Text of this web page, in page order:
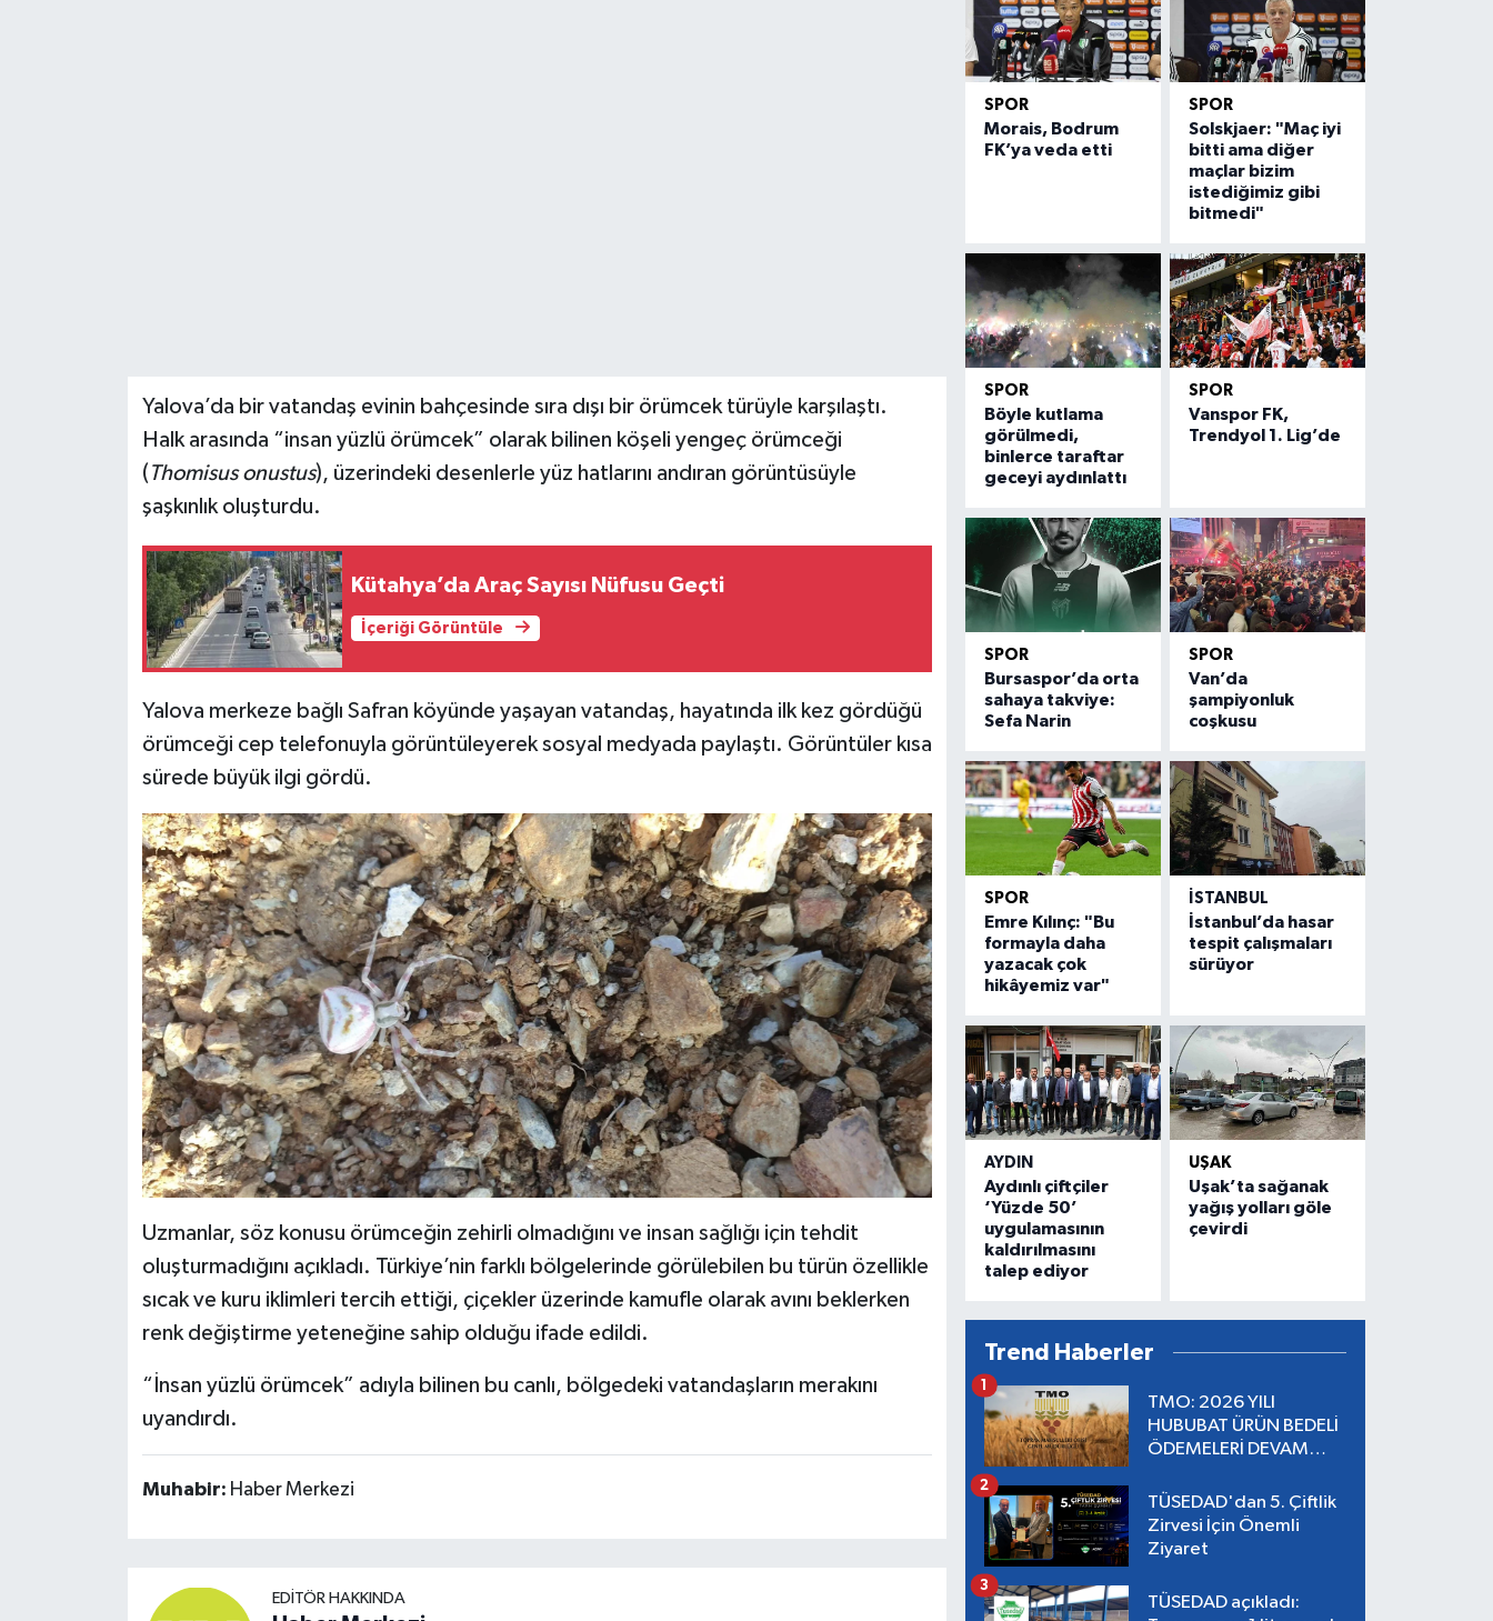
Yalova’da bir vatandaş evinin bahçesinde sıra dışı bir örümcek türüyle karşılaştı.
Halk arasında “insan yüzlü örümcek” olarak bilinen köşeli yengeç örümceği
( Thomisus onustus), üzerindeki desenlerle yüz hatlarını andıran görüntüsüyle
şaşkınlık oluşturdu.
Kütahya’da Araç Sayısı Nüfusu Geçti
İçeriği Görüntüle
Yalova merkeze bağlı Safran köyünde yaşayan vatandaş, hayatında ilk kez gördüğü
örümceği cep telefonuyla görüntüleyerek sosyal medyada paylaştı. Görüntüler kısa
sürede büyük ilgi gördü.
Uzmanlar, söz konusu örümceğin zehirli olmadığını ve insan sağlığı için tehdit
oluşturmadığını açıkladı. Türkiye’nin farklı bölgelerinde görülebilen bu türün özellikle
sıcak ve kuru iklimleri tercih ettiği, çiçekler üzerinde kamufle olarak avını beklerken
renk değiştirme yeteneğine sahip olduğu ifade edildi.
“İnsan yüzlü örümcek” adıyla bilinen bu canlı, bölgedeki vatandaşların merakını
uyandırdı.
Muhabir: Haber Merkezi
EDITÖR HAKKINDA
SPOR
Morais, Bodrum
FK’ya veda etti
SPOR
Solskjaer: "Maç iyi
bitti ama diğer
maçlar bizim
istediğimiz gibi
bitmedi"
SPOR
Böyle kutlama
görülmedi,
binlerce taraftar
geceyi aydınlattı
SPOR
Vanspor FK,
Trendyol 1. Lig’de
SPOR
Bursaspor’da orta
sahaya takviye:
Sefa Narin
SPOR
Van’da
şampiyonluk
coşkusu
SPOR
Emre Kılınç: "Bu
formayla daha
yazacak çok
hikâyemiz var"
İSTANBUL
İstanbul’da hasar
tespit çalışmaları
sürüyor
AYDIN
Aydınlı çiftçiler
‘Yüzde 50’
uygulamasının
kaldırılmasını
talep ediyor
UŞAK
Uşak’ta sağanak
yağış yolları göle
çevirdi
Trend Haberler
TMO: 2026 YILI
HUBUBAT ÜRÜN BEDELİ
ÖDEMELERİ DEVAM
1
TÜSEDAD'dan 5. Çiftlik
Zirvesi İçin Önemli
Ziyaret
2
TÜSEDAD açıkladı:
3